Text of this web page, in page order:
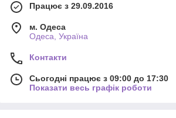
Працює з 29.09.2016
м. Одеса
Одеса, Україна
Контакти
Сьогодні працює з 09:00 до 17:30
Показати весь графік роботи